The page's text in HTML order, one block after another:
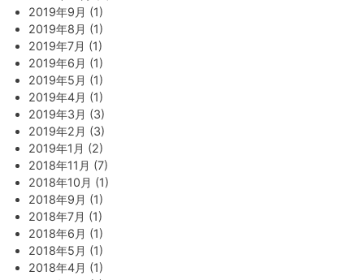
2019年9月 (1)
2019年8月 (1)
2019年7月 (1)
2019年6月 (1)
2019年5月 (1)
2019年4月 (1)
2019年3月 (3)
2019年2月 (3)
2019年1月 (2)
2018年11月 (7)
2018年10月 (1)
2018年9月 (1)
2018年7月 (1)
2018年6月 (1)
2018年5月 (1)
2018年4月 (1)